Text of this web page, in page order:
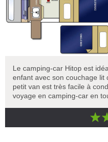
Le camping-car Hitop est
enfant avec son couchage lit
petit van est très facile à
voyage en camping-car en